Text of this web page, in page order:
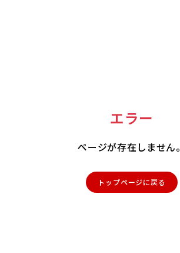
エラー
ページが存在しません。
トップページに戻る